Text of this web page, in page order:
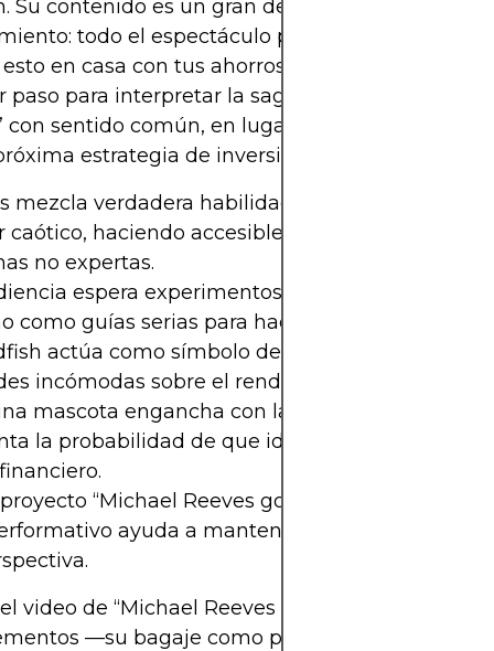
Su contenido es un gran descargo de
todo el espectáculo pertenece a la
en casa con tus ahorros”. Entender esa
paso para interpretar la saga del “Michael
con sentido común, en lugar de verla como un
estrategia de inversión personal.
mezcla verdadera habilidad de programación
caótico, haciendo accesibles proyectos técnicos
no expertas.
espera experimentos que lleven las cosas
como guías serias para hacer trading o invertir.
actúa como símbolo de la aleatoriedad,
incómodas sobre el rendimiento a corto plazo.
mascota engancha con la cultura de internet
la probabilidad de que ideas complejas
“Michael Reeves goldfish” como una
ayuda a mantener las expectativas y
video de “Michael Reeves goldfish” se publicó,
—su bagaje como programador, las